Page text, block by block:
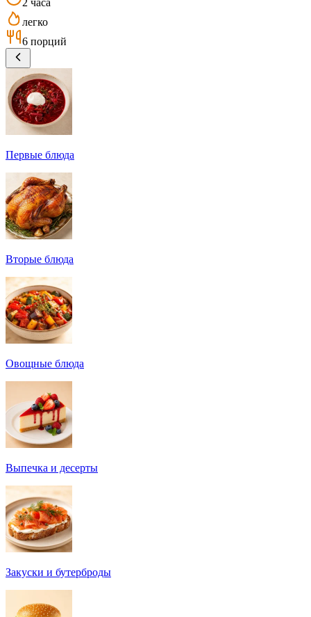
легко
6 порций
Первые блюда
Вторые блюда
Овощные блюда
Выпечка и десерты
Закуски и бутерброды